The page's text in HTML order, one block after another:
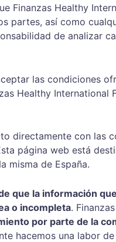
Finanzas Healthy
partes, así como
de analizar
las condiciones
Healthy International
directamente con las
página web está
misma de España.
que la información
o incompleta.
por parte de la
hacemos una labor de